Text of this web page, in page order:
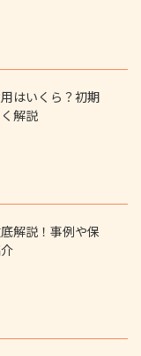
はいくら？初期
解説
解説！事例や保